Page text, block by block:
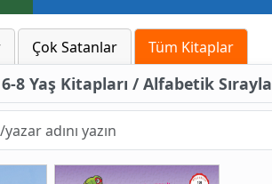
Çok Satanlar Tüm Kitaplar
8 Yaş Kitapları / Alfabetik Sırayla